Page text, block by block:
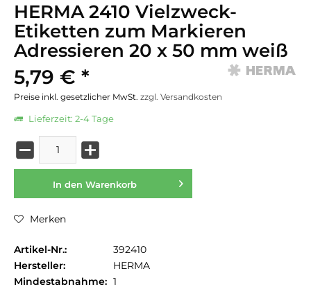
HERMA 2410 Vielzweck-
Etiketten zum Markieren
Adressieren 20 x 50 mm weiß
5,79 € *
Preise inkl. gesetzlicher MwSt. zzgl. Versandkosten
Lieferzeit: 2-4 Tage
In den Warenkorb
Merken
Artikel-Nr.:
392410
Hersteller:
HERMA
Mindestabnahme: 1